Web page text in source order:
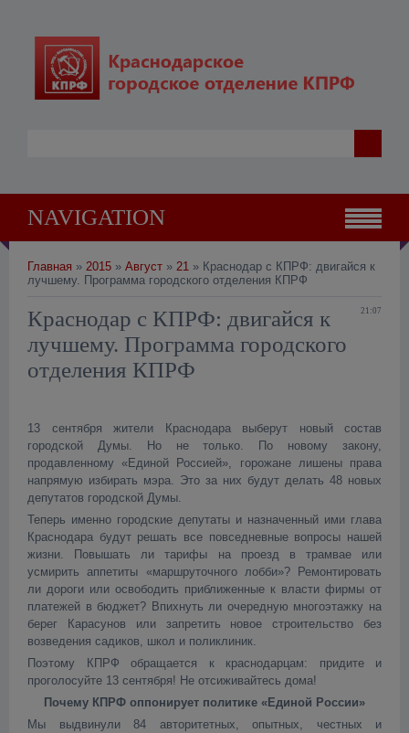
NAVIGATION
Главная » 2015 » Август » 21 » Краснодар с КПРФ: двигайся к
лучшему. Программа городского отделения КПРФ
21:07
Краснодар с КПРФ: двигайся к
лучшему. Программа городского
отделения КПРФ
13 сентября жители Краснодара выберут новый состав
городской Думы. Но не только. По новому закону,
продавленному «Единой Россией», горожане лишены права
напрямую избирать мэра. Это за них будут делать 48 новых
депутатов городской Думы.
Теперь именно городские депутаты и назначенный ими глава
Краснодара будут решать все повседневные вопросы нашей
жизни. Повышать ли тарифы на проезд в трамвае или
усмирить аппетиты «маршруточного лобби»? Ремонтировать
ли дороги или освободить приближенные к власти фирмы от
платежей в бюджет? Впихнуть ли очередную многоэтажку на
берег Карасунов или запретить новое строительство без
возведения садиков, школ и поликлиник.
Поэтому КПРФ обращается к краснодарцам: придите и
проголосуйте 13 сентября! Не отсиживайтесь дома!
Почему КПРФ оппонирует политике «Единой России»
Мы выдвинули 84 авторитетных, опытных, честных и